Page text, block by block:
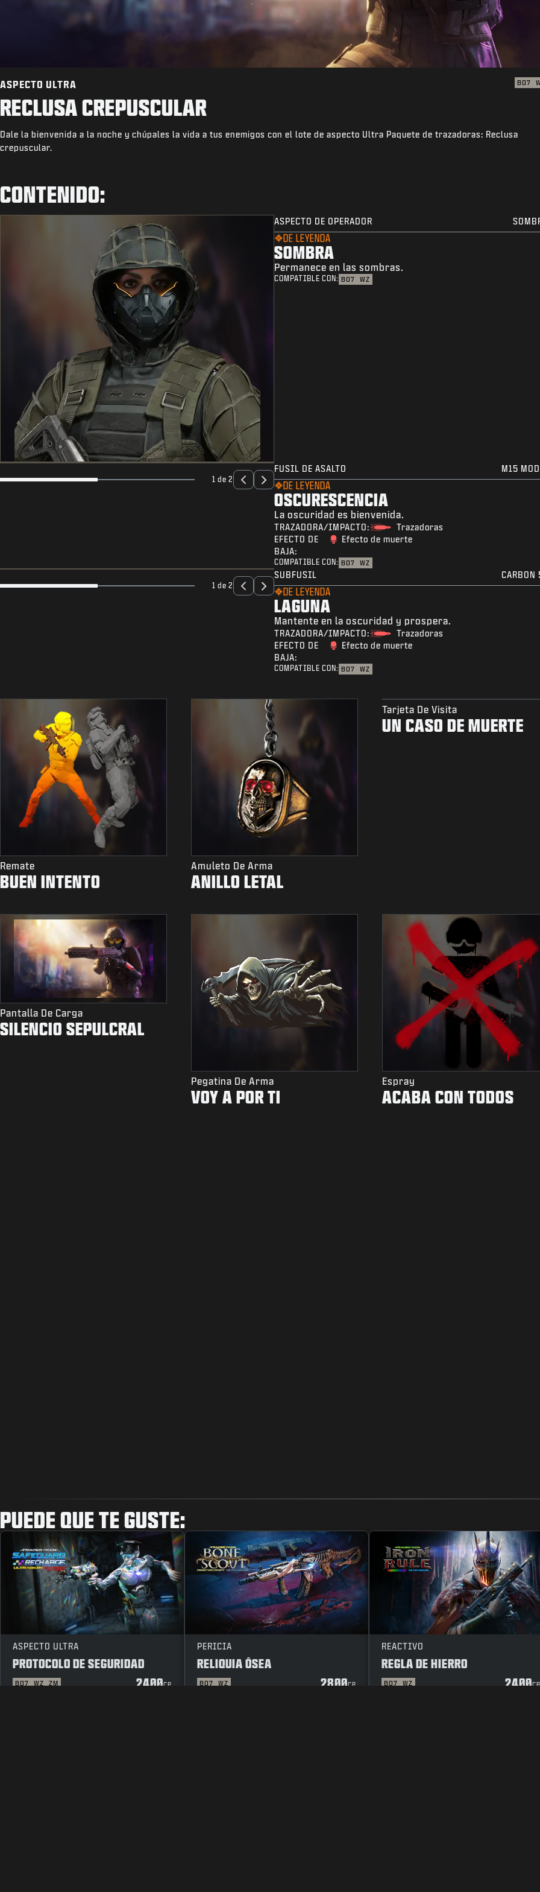
ASPECTO ULTRA BO7
RECLUSA CREPUSCULAR
Dale la bienvenida a la noche y chúpales la vida a tus enemigos con el lote de aspecto Ultra Paquete de trazadoras: Reclusa
crepuscular.
CONTENIDO:
ASPECTO DE OPERADOR
DE LEYENDA
SOMBRA
Permanece en las sombras.
COMPATIBLE CON: BO7 WZ
1 de 2
FUSIL DE ASALTO M15
DE LEYENDA
OSCURESCENCIA
La oscuridad es bienvenida.
TRAZADORA/IMPACTO:
Trazadoras
EFECTO DE
BAJA:
Efecto de muerte
COMPATIBLE CON: BO7 WZ
1 de 2
SUBFUSIL CARBON
DE LEYENDA
LAGUNA
Mantente en la oscuridad y prospera.
TRAZADORA/IMPACTO:
Trazadoras
EFECTO DE
BAJA:
Efecto de muerte
COMPATIBLE CON: BO7 WZ
Remate
BUEN INTENTO
Amuleto De Arma
ANILLO LETAL
Tarjeta De Visita
UN CASO DE MUERTE
Pantalla De Carga
SILENCIO SEPULCRAL
Pegatina De Arma
VOY A POR TI
Espray
ACABA CON TODOS
PUEDE QUE TE GUSTE:
ASPECTO ULTRA
PROTOCOLO DE SEGURIDAD
BO7 WZ ZM 2400CP
PERICIA
RELIQUIA ÓSEA
BO7 WZ 2800CP
REACTIVO
REGLA DE HIERRO
BO7 WZ 2400CP